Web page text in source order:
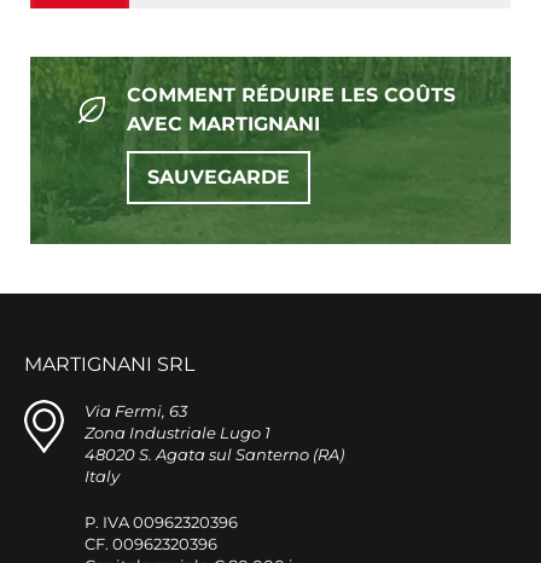
COMMENT RÉDUIRE LES COÛTS
AVEC MARTIGNANI
SAUVEGARDE
MARTIGNANI SRL
Via Fermi, 63
Zona Industriale Lugo 1
48020 S. Agata sul Santerno (RA)
Italy
P. IVA 00962320396
CF. 00962320396